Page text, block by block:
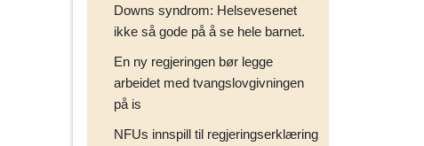
Downs syndrom: Helsevesenet
ikke så gode på å se hele barnet.
En ny regjeringen bør legge
arbeidet med tvangslovgivningen
på is
NFUs innspill til regjeringserklæring